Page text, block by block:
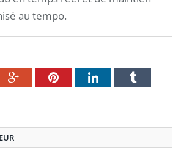
au tempo.
Google+PinterestLinkedInTumblr